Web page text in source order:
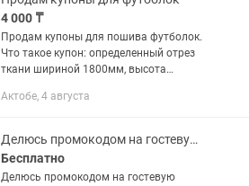
4 000 ₸
Продам купоны для пошива футболок.
Что такое купон: определенный отрез
ткани шириной 1800мм, высота
изображением (это не наклейка).
там...
Актобе, 4 августа
Делюсь промокодом на гостевую неделю в 1Fit
Бесплатно
Делюсь промокодом на гостевую